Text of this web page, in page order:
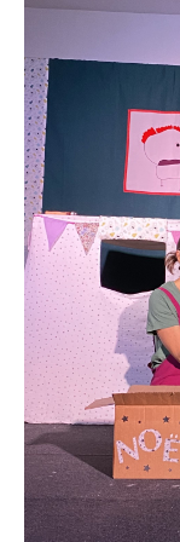
Petit
Spectacles
Toc
Père
En
C'est
Paniers à